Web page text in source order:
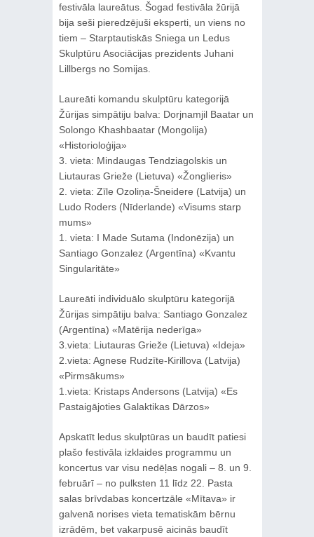
festivāla laureātus. Šogad festivāla žūrijā
bija seši pieredzējuši eksperti, un viens no
tiem – Starptautiskās Sniega un Ledus
Skulptūru Asociācijas prezidents Juhani
Lillbergs no Somijas.
Laureāti komandu skulptūru kategorijā
Žūrijas simpātiju balva: Dorjnamjil Baatar un
Solongo Khashbaatar (Mongolija)
«Historioloģija»
3. vieta: Mindaugas Tendziagolskis un
Liutauras Grieže (Lietuva) «Žonglieris»
2. vieta: Zīle Ozoliņa-Šneidere (Latvija) un
Ludo Roders (Nīderlande) «Visums starp
mums»
1. vieta: I Made Sutama (Indonēzija) un
Santiago Gonzalez (Argentīna) «Kvantu
Singularitāte»
Laureāti individuālo skulptūru kategorijā
Žūrijas simpātiju balva: Santiago Gonzalez
(Argentīna) «Matērija nederīga»
3.vieta: Liutauras Grieže (Lietuva) «Ideja»
2.vieta: Agnese Rudzīte-Kirillova (Latvija)
«Pirmsākums»
1.vieta: Kristaps Andersons (Latvija) «Es
Pastaigājoties Galaktikas Dārzos»
Apskatīt ledus skulptūras un baudīt patiesi
plašo festivāla izklaides programmu un
koncertus var visu nedēļas nogali – 8. un 9.
februārī – no pulksten 11 līdz 22. Pasta
salas brīvdabas koncertzāle «Mītava» ir
galvenā norises vieta tematiskām bērnu
izrādēm, bet vakarpusē aicinās baudīt